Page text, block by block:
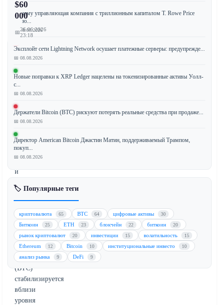
$60
000
📅26.06.2026
23:18
Криптовалютный
рынок
переживает
заметное
восстановление,
возглавляют
Aave
(AAVE)
и
экосистемы
в
то
время
как
биткоин
(BTC)
стабилизируется
вблизи
уровня
Почему управляющая компания с триллионным капиталом T. Rowe Price
вклю...
📅 08.08.2026
Эксплойт сети Lightning Network осушает платежные серверы: предупрежде...
📅 08.08.2026
Новые поправки к XRP Ledger нацелены на токенизированные активы Уолл-
с...
📅 08.08.2026
Держатели Bitcoin (BTC) рискуют потерять реальные средства при продаже...
📅 08.08.2026
Директор American Bitcoin Джастин Матин, поддерживаемый Трампом,
покуп...
📅 08.08.2026
🏷️ Популярные теги
криптовалюта 65 BTC 64 цифровые активы 30
Биткоин 25 ETH 23 блокчейн 22 биткоин 20
рынок криптовалют 20 инвестиции 15 волатильность 15
Ethereum 12 Bitcoin 10 институциональные инвесто 10
анализ рынка 9 DeFi 9